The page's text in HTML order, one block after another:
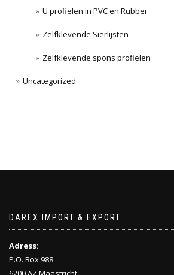
U profielen in PVC en Rubber
Zelfklevende Sierlijsten
Zelfklevende spons profielen
Uncategorized
DAREX IMPORT & EXPORT
Adress:
P.O. Box 988